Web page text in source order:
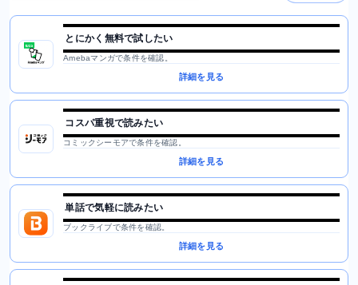
とにかく無料で試したい
Amebaマンガで条件を確認。
詳細を見る
コスパ重視で読みたい
コミックシーモアで条件を確認。
詳細を見る
単話で気軽に読みたい
ブックライブで条件を確認。
詳細を見る